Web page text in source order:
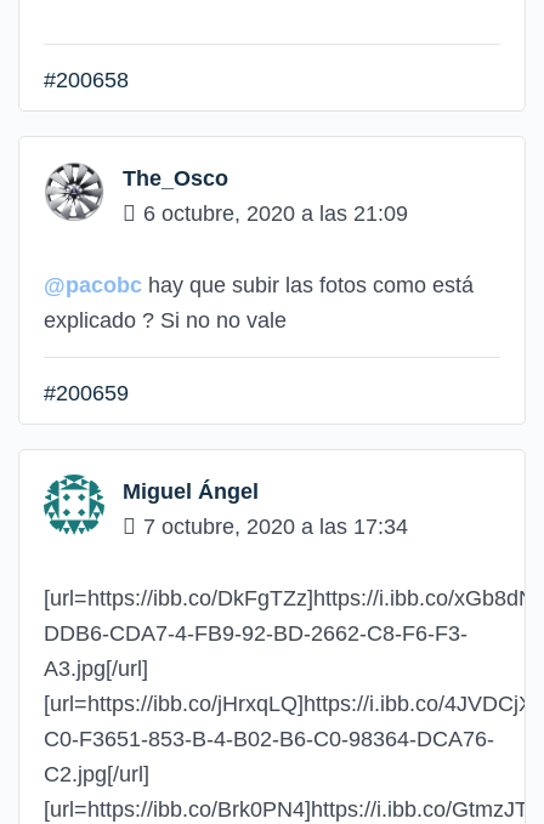
#200658
The_Osco
6 octubre, 2020 a las 21:09
@pacobc hay que subir las fotos como está
explicado ? Si no no vale
#200659
Miguel Ángel
7 octubre, 2020 a las 17:34
[url=https://ibb.co/DkFgTZz]https://i.ibb.co/
DDB6-CDA7-4-FB9-92-BD-2662-C8-F6-F3-
A3.jpg[/url]
[url=https://ibb.co/jHrxqLQ]https://i.ibb.co/4JVDCjX/
C0-F3651-853-B-4-B02-B6-C0-98364-DCA76-
C2.jpg[/url]
[url=https://ibb.co/Brk0PN4]https://i.ibb.co/